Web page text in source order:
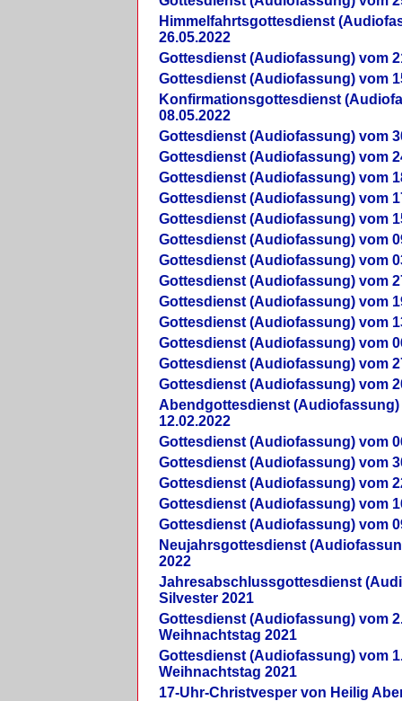
Himmelfahrtsgottesdienst
26.05.2022
Gottesdienst (Audiofassung) vom
Gottesdienst (Audiofassung) vom
Konfirmationsgottesdienst
08.05.2022
Gottesdienst (Audiofassung) vom
Gottesdienst (Audiofassung) vom
Gottesdienst (Audiofassung) vom
Gottesdienst (Audiofassung) vom
Gottesdienst (Audiofassung) vom
Gottesdienst (Audiofassung) vom
Gottesdienst (Audiofassung) vom
Gottesdienst (Audiofassung) vom
Gottesdienst (Audiofassung) vom
Gottesdienst (Audiofassung) vom
Gottesdienst (Audiofassung) vom
Gottesdienst (Audiofassung) vom
Gottesdienst (Audiofassung) vom
Abendgottesdienst (Audiofassung)
12.02.2022
Gottesdienst (Audiofassung) vom
Gottesdienst (Audiofassung) vom
Gottesdienst (Audiofassung) vom
Gottesdienst (Audiofassung) vom
Gottesdienst (Audiofassung) vom
Neujahrsgottesdienst
2022
Jahresabschlussgottesdienst
Silvester 2021
Gottesdienst (Audiofassung) vom
Weihnachtstag 2021
Gottesdienst (Audiofassung) vom
Weihnachtstag 2021
17-Uhr-Christvesper von Heilig